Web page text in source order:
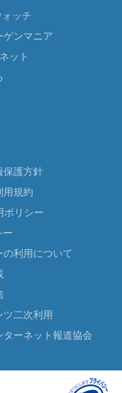
ッチ
ゲンマニア
ット
保護方針
用規約
ポリシー
ー
の利用について
ツ二次利用
ターネット報道協会